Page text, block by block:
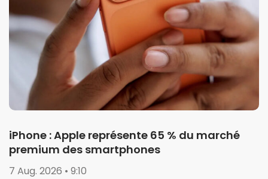
iPhone : Apple représente 65 % du marché
premium des smartphones
7 Aug. 2026 • 9:10